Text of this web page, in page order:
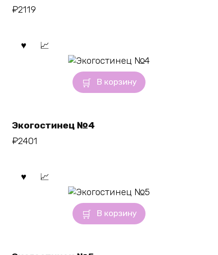
₽2119
В корзину
Экогостинец №4
₽2401
В корзину